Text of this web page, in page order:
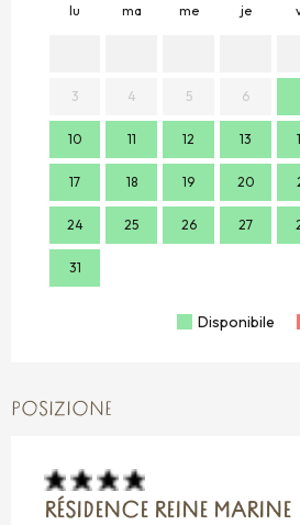
lu ma me je
3 4 5 6
10 11 12 13
17 18 19 20
24 25 26 27
31
Disponibile
POSIZIONE
RÉSIDENCE REINE MARINE